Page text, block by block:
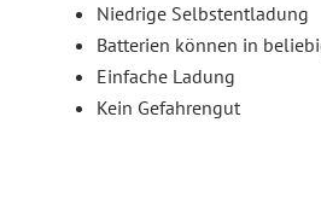
Niedrige Selbstentladung
Batterien können in
Einfache Ladung
Kein Gefahrengut